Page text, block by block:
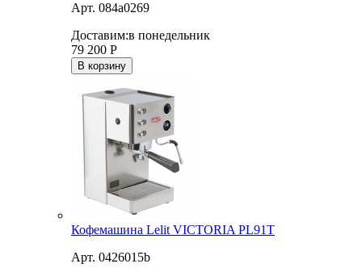
Арт. 084a0269
Доставим:в понедельник
79 200 Р
В корзину
Кофемашина Lelit VICTORIA PL91T
Арт. 0426015b